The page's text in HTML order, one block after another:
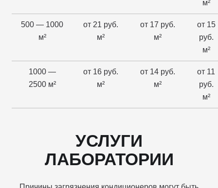
м²
500 — 1000
м²
от 21 руб.
м²
от 17 руб.
м²
от 15
руб.
м²
1000 —
2500 м²
от 16 руб.
м²
от 14 руб.
м²
от 11
руб.
м²
УСЛУГИ
ЛАБОРАТОРИИ